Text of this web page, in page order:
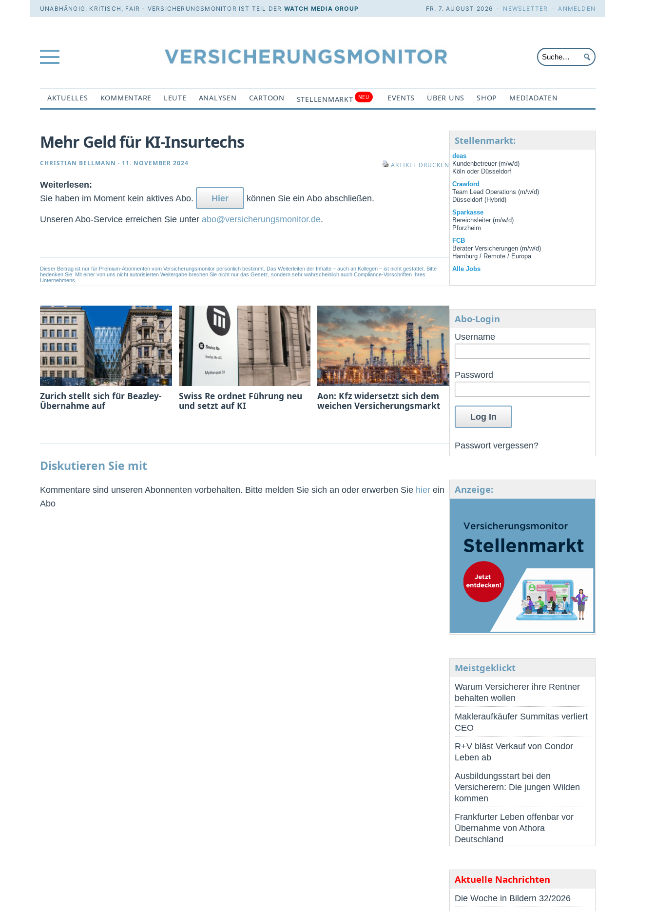
UNABHÄNGIG, KRITISCH, FAIR - VERSICHERUNGSMONITOR IST TEIL DER WATCH MEDIA GROUP FR. 7. AUGUST 2026 · NEWSLETTER ·ANMELDEN
AKTUELLES KOMMENTARE LEUTE ANALYSEN CARTOON STELLENMARKT NEU EVENTS ÜBER UNS SHOP MEDIADATEN
Mehr Geld für KI-Insurtechs
CHRISTIAN BELLMANN · 11. NOVEMBER 2024 ARTIKEL DRUCKEN
Weiterlesen:
Sie haben im Moment kein aktives Abo.
Hier können Sie ein Abo abschließen.
Unseren Abo-Service erreichen Sie unter abo@versicherungsmonitor.de.
Dieser Beitrag ist nur für Premium-Abonnenten vom Versicherungsmonitor persönlich bestimmt. Das Weiterleiten der Inhalte – auch an Kollegen – ist nicht gestattet. Bitte
bedenken Sie: Mit einer von uns nicht autorisierten Weitergabe brechen Sie nicht nur das Gesetz, sondern sehr wahrscheinlich auch Compliance-Vorschriften Ihres
Unternehmens.
Zurich stellt sich für Beazley-
Übernahme auf
Swiss Re ordnet Führung neu
und setzt auf KI
Aon: Kfz widersetzt sich dem
weichen Versicherungsmarkt
Diskutieren Sie mit
Kommentare sind unseren Abonnenten vorbehalten. Bitte melden Sie sich an oder erwerben Sie hier ein
Abo
Stellenmarkt:
deas
Kundenbetreuer (m/w/d)
Köln oder Düsseldorf
Crawford
Team Lead Operations (m/w/d)
Düsseldorf (Hybrid)
Sparkasse
Bereichsleiter (m/w/d)
Pforzheim
FCB
Berater Versicherungen (m/w/d)
Hamburg / Remote / Europa
Alle Jobs
Abo-Login
Username
Password
Passwort vergessen?
Anzeige:
Meistgeklickt
Warum Versicherer ihre Rentner
behalten wollen
Makleraufkäufer Summitas verliert
CEO
R+V bläst Verkauf von Condor
Leben ab
Ausbildungsstart bei den
Versicherern: Die jungen Wilden
kommen
Frankfurter Leben offenbar vor
Übernahme von Athora
Deutschland
Aktuelle Nachrichten
Die Woche in Bildern 32/2026